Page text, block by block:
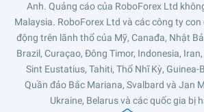
Anh. Quảng cáo của RoboForex Ltd
Malaysia. RoboForex Ltd và các công ty
động trên lãnh thổ của Mỹ, Canađa, Nhật
Brazil, Curaçao, Đông Timor, Indonesia,
Sint Eustatius, Tahiti, Thổ Nhĩ Kỳ, Guinea-
Quần đảo Bắc Mariana, Svalbard và Jan
Ukraine, Belarus và các quốc gia bị